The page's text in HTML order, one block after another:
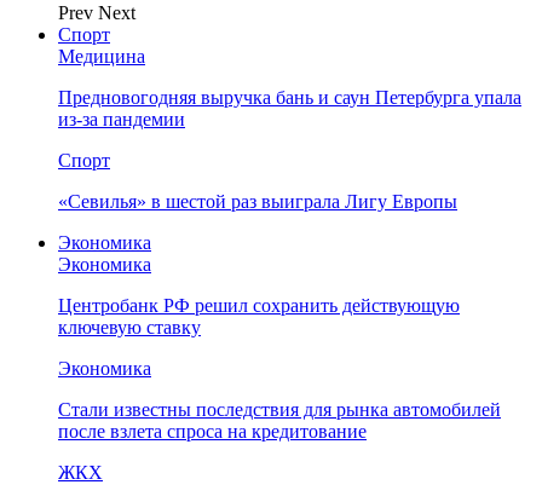
Prev Next
Спорт
Медицина
Предновогодняя выручка бань и саун Петербурга упала
из-за пандемии
Спорт
«Севилья» в шестой раз выиграла Лигу Европы
Экономика
Экономика
Центробанк РФ решил сохранить действующую
ключевую ставку
Экономика
Стали известны последствия для рынка автомобилей
после взлета спроса на кредитование
ЖКХ